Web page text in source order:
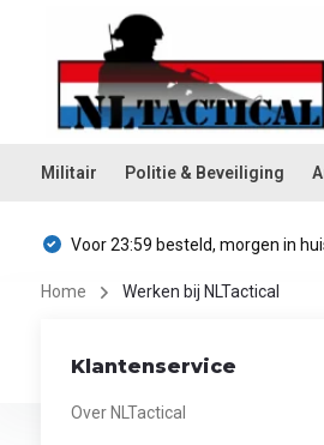
Militair Politie & Beveiliging
Voor 23:59 besteld, morgen in
Home Werken bij NLTactical
Klantenservice
Over NLTactical